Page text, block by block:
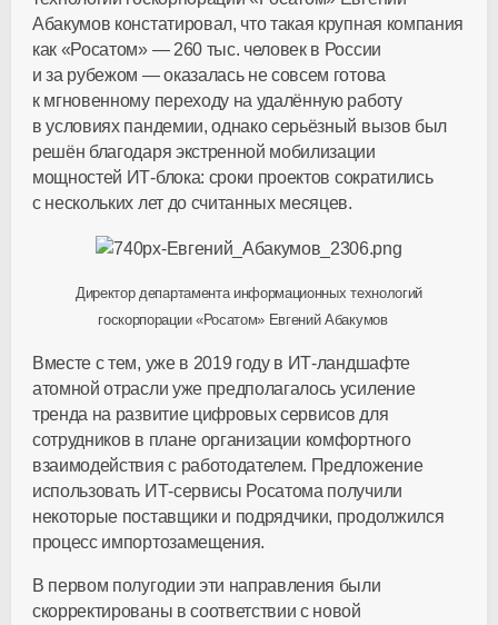
Абакумов констатировал, что такая крупная компания
как «Росатом» — 260 тыс. человек в России
и за рубежом — оказалась не совсем готова
к мгновенному переходу на удалённую работу
в условиях пандемии, однако серьёзный вызов был
решён благодаря экстренной мобилизации
мощностей ИТ-блока: сроки проектов сократились
с нескольких лет до считанных месяцев.
Директор департамента информационных технологий
госкорпорации «Росатом» Евгений Абакумов
Вместе с тем, уже в 2019 году в ИТ-ландшафте
атомной отрасли уже предполагалось усиление
тренда на развитие цифровых сервисов для
сотрудников в плане организации комфортного
взаимодействия с работодателем. Предложение
использовать ИТ-сервисы Росатома получили
некоторые поставщики и подрядчики, продолжился
процесс импортозамещения.
В первом полугодии эти направления были
скорректированы в соответствии с новой